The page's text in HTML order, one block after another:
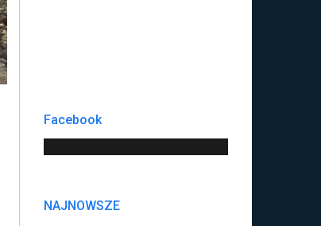
Facebook
NAJNOWSZE